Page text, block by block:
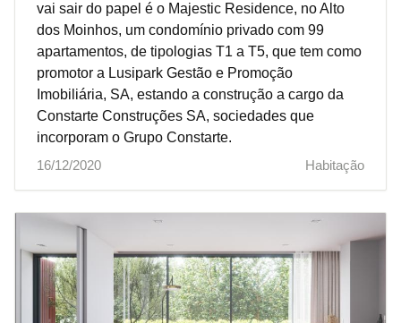
vai sair do papel é o Majestic Residence, no Alto
dos Moinhos, um condomínio privado com 99
apartamentos, de tipologias T1 a T5, que tem como
promotor a Lusipark Gestão e Promoção
Imobiliária, SA, estando a construção a cargo da
Constarte Construções SA, sociedades que
incorporam o Grupo Constarte.
16/12/2020
Habitação